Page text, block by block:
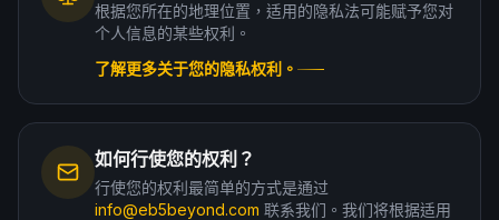
根据您所在的地理位置，适用的隐私法可能赋予您对
个人信息的某些权利。
了解更多关于您的隐私权利。
如何行使您的权利？
行使您的权利最简单的方式是通过
info@eb5beyond.com 联系我们。我们将根据适用